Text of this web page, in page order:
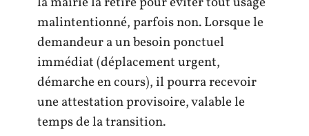
malintentionné, parfois non. Lorsque le
demandeur a un besoin ponctuel
immédiat (déplacement urgent,
démarche en cours), il pourra recevoir
une attestation provisoire, valable le
temps de la transition.